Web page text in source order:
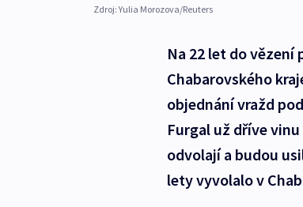
Zdroj:Yulia Morozova/Reuters
Na 22 let do
Chabarovského
objednání vražd
Furgal už dříve
odvolají a budou
lety vyvolalo v